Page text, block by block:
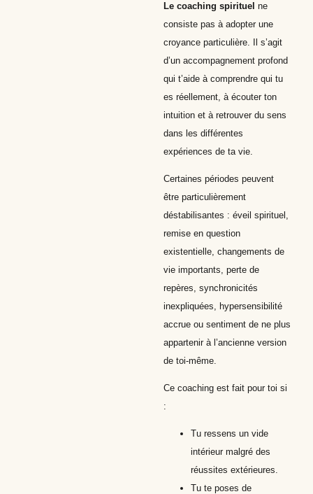
Le coaching spirituel ne
consiste pas à adopter une
croyance particulière. Il s’agit
d’un accompagnement profond
qui t’aide à comprendre qui tu
es réellement, à écouter ton
intuition et à retrouver du sens
dans les différentes
expériences de ta vie.
Certaines périodes peuvent
être particulièrement
déstabilisantes : éveil spirituel,
remise en question
existentielle, changements de
vie importants, perte de
repères, synchronicités
inexpliquées, hypersensibilité
accrue ou sentiment de ne plus
appartenir à l’ancienne version
de toi-même.
Ce coaching est fait pour toi si
:
Tu ressens un vide
intérieur malgré des
réussites extérieures.
Tu te poses de